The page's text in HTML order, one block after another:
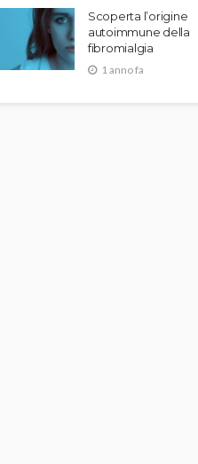
Scoperta l’origine
autoimmune della
fibromialgia
1 anno fa